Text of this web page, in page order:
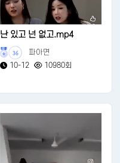
난 있고 넌 없고.mp4
36
파아면
10-12
10980회